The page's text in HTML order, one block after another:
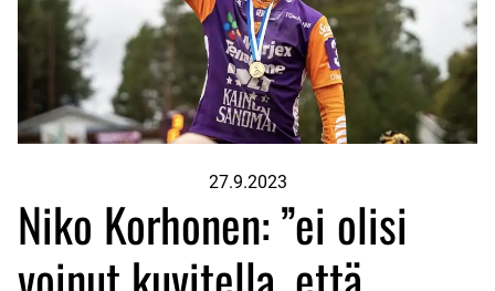
27.9.2023
Niko Korhonen: ”ei olisi